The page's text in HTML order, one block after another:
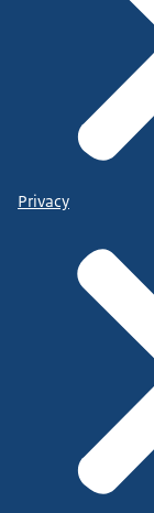
Privacy